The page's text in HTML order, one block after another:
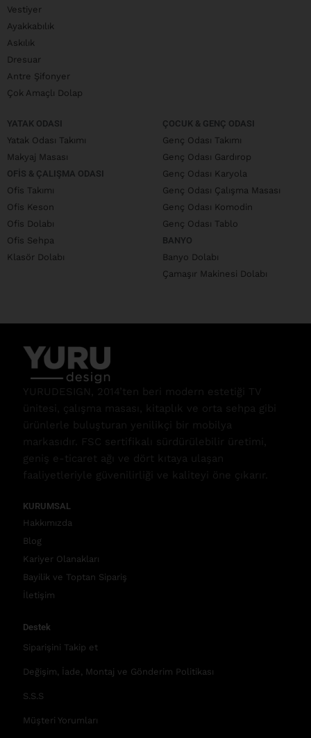
Vestiyer
Ayakkabılık
Askılık
Dresuar
Antre Şifonyer
Çok Amaçlı Dolap
YATAK ODASI
Yatak Odası Takımı
Makyaj Masası
OFIS & ÇALIŞMA ODASI
Ofis Takımı
Ofis Keson
Ofis Dolabı
Ofis Sehpa
Klasör Dolabı
ÇOCUK & GENÇ ODASI
Genç Odası Takımı
Genç Odası Gardırop
Genç Odası Karyola
Genç Odası Çalışma Masası
Genç Odası Komodin
Genç Odası Tablo
BANYO
Banyo Dolabı
Çamaşır Makinesi Dolabı
YURUDESIGN, 2014’ten beri modern estetiği TV
ünitesi, çalışma masası, kitaplık ve orta sehpa gibi
ürünlerle buluşturan yenilikçi bir mobilya
markasıdır. FSC sertifikalı sürdürülebilir üretimi,
geniş e-ticaret ağı ve dört kıtaya ulaşan
faaliyetleriyle güvenilirliği ve kaliteyi öne çıkarır.
KURUMSAL
Hakkımızda
Blog
Kariyer Olanakları
Bayilik ve Toptan Sipariş
İletişim
Destek
Siparişini Takip et
Değişim, İade, Montaj ve Gönderim Politikası
S.S.S
Müşteri Yorumları